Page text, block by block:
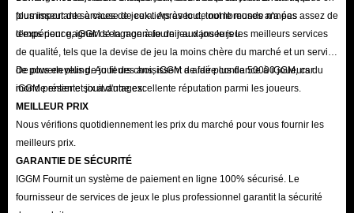
plus importante à cause de cela. Après tout, tout le monde n'a pas assez de
temps pour gagner de la monnaie de jeu dans le jeu.
fournisseur de services de jeux tiers avec de nombreuses années
d'expérience, iGGM s'engage à fournir aux joueurs les meilleurs services
de qualité, tels que la devise de jeu la moins chère du marché et un service
de powerleveling. Au fil des ans, iGGM a aidé plus de 50000 joueurs du
monde entier et jouit d'une excellente réputation parmi les joueurs.
De plus en plus de joueurs choisissent de faire confiance à iGGM, car
iGGM présente six avantages:
MEILLEUR PRIX
Nous vérifions quotidiennement les prix du marché pour vous fournir les
meilleurs prix.
GARANTIE DE SÉCURITÉ
IGGM Fournit un système de paiement en ligne 100% sécurisé. Le
fournisseur de services de jeux le plus professionnel garantit la sécurité